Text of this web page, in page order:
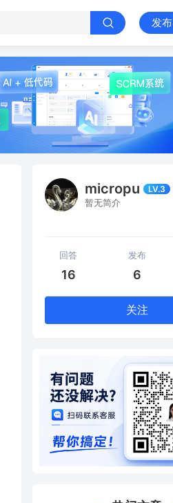
发布
micropu LV.3
暂无简介
回答
16
发布
6
关注